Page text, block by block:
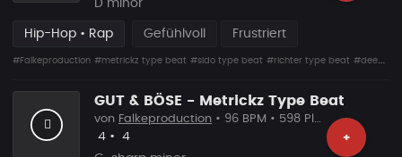
D minor
Hip-Hop • Rap Gefühlvoll Frustriert
#Falkeproduction #metrickz type beat #sido type beat #richter type beat #deep piano beat
GUT & BÖSE - Metrickz Type Beat
+
von Falkeproduction • 96 BPM • 598 Plays
Likes
4 • Vorgeschlagen
4